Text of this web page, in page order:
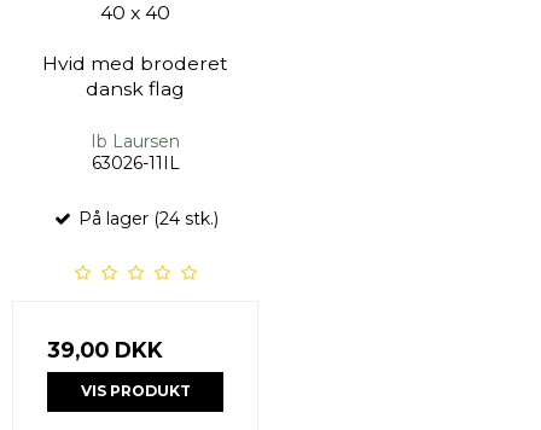
40 x 40
Hvid med broderet
dansk flag
Ib Laursen
63026-11IL
På lager (24 stk.)
39,00 DKK
VIS PRODUKT